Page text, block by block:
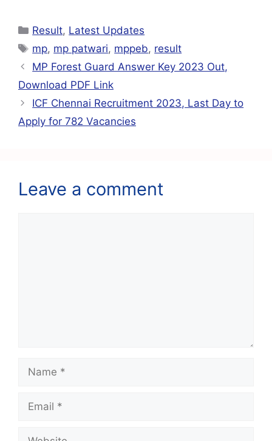
c
e
b
o
o
k
at
s
A
p
p
ai
l
e
gr
a
m
er
e
st
e
Result, Latest Updates
mp, mp patwari, mppeb, result
MP Forest Guard Answer Key 2023 Out,
Download PDF Link
ICF Chennai Recruitment 2023, Last Day to
Apply for 782 Vacancies
Leave a comment